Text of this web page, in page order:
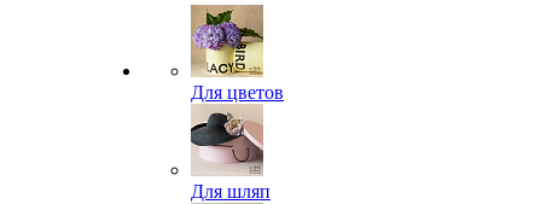
Для цветов
Для шляп